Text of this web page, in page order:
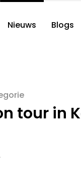
Nieuws Blogs
tour in